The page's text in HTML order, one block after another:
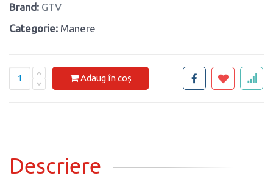
Brand: GTV
Categorie: Manere
Adaug în coș
Descriere